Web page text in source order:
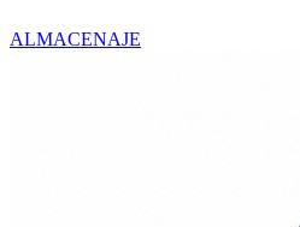
ALMACENAJE